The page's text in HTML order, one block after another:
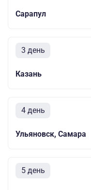
Сарапул
3 день
Казань
4 день
Ульяновск, Самара
5 день